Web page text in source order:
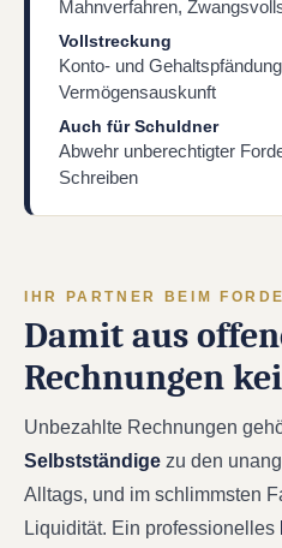
Mahnverfahren,
Vollstreckung
Konto- und
Vermögensauskunft
Auch für Schuldner
Abwehr unberechtigter
Schreiben
IHR PARTNER BEIM
Damit aus
Rechnungen
Unbezahlte Rechnungen
Selbstständige zu den
Alltags, und im schlimmsten
Liquidität. Ein professionelles